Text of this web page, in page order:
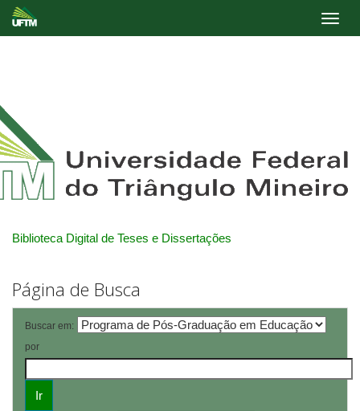
Biblioteca Digital de Teses e Dissertações
Página de Busca
Buscar em:
por